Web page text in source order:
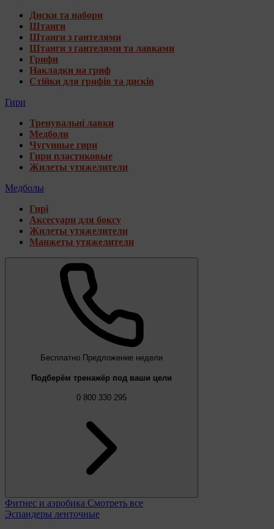
Диски та набори
Штанги
Штанги з гантелями
Штанги з гантелями та лавками
Грифи
Накладки на гриф
Стійки для грифів та дисків
Гири
Тренувальні лавки
Медболи
Чугунные гири
Гири пластиковые
Жилеты утяжелители
Медболы
Гирі
Аксесуари для боксу
Жилеты утяжелители
Манжеты утяжелители
Бесплатно Предложение недели
Подберём тренажёр под ваши цели
0 800 330 295
Фитнес и аэробика Смотреть все
Эспандеры ленточные